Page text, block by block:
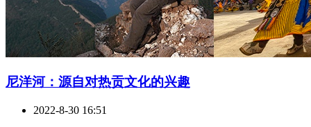
尼洋河：源自对热贡文化的兴趣
2022-8-30 16:51